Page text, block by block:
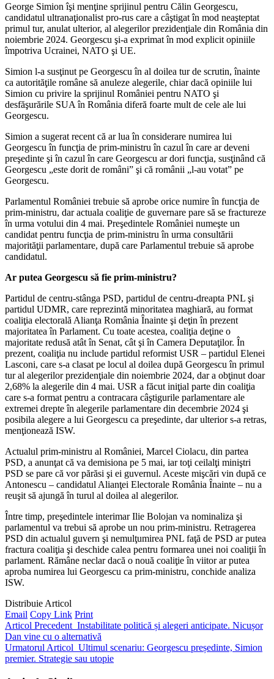
George Simion îşi menţine sprijinul pentru Călin Georgescu,
candidatul ultranaţionalist pro-rus care a câştigat în mod neaşteptat
primul tur, anulat ulterior, al alegerilor prezidenţiale din România din
noiembrie 2024. Georgescu şi-a exprimat în mod explicit opiniile
împotriva Ucrainei, NATO şi UE.
Simion l-a susţinut pe Georgescu în al doilea tur de scrutin, înainte
ca autorităţile române să anuleze alegerile, chiar dacă opiniile lui
Simion cu privire la sprijinul României pentru NATO şi
desfăşurările SUA în România diferă foarte mult de cele ale lui
Georgescu.
Simion a sugerat recent că ar lua în considerare numirea lui
Georgescu în funcţia de prim-ministru în cazul în care ar deveni
preşedinte şi în cazul în care Georgescu ar dori funcţia, susţinând că
Georgescu „este dorit de români” şi că românii „l-au votat” pe
Georgescu.
Parlamentul României trebuie să aprobe orice numire în funcţia de
prim-ministru, dar actuala coaliţie de guvernare pare să se fractureze
în urma votului din 4 mai. Preşedintele României numeşte un
candidat pentru funcţia de prim-ministru în urma consultării
majorităţii parlamentare, după care Parlamentul trebuie să aprobe
candidatul.
Ar putea Georgescu să fie prim-ministru?
Partidul de centru-stânga PSD, partidul de centru-dreapta PNL şi
partidul UDMR, care reprezintă minoritatea maghiară, au format
coaliţia electorală Alianţa România Înainte şi deţin în prezent
majoritatea în Parlament. Cu toate acestea, coaliţia deţine o
majoritate redusă atât în Senat, cât şi în Camera Deputaţilor. În
prezent, coaliţia nu include partidul reformist USR – partidul Elenei
Lasconi, care s-a clasat pe locul al doilea după Georgescu în primul
tur al alegerilor prezidenţiale din noiembrie 2024, dar a obţinut doar
2,68% la alegerile din 4 mai. USR a făcut iniţial parte din coaliţia
care s-a format pentru a contracara câştigurile parlamentare ale
extremei drepte în alegerile parlamentare din decembrie 2024 şi
posibila alegere a lui Georgescu ca preşedinte, dar ulterior s-a retras,
menţionează ISW.
Actualul prim-ministru al României, Marcel Ciolacu, din partea
PSD, a anunţat că va demisiona pe 5 mai, iar toţi ceilalţi miniştri
PSD se pare că vor părăsi şi ei guvernul. Aceste mişcări vin după ce
Antonescu – candidatul Alianţei Electorale România Înainte – nu a
reuşit să ajungă în turul al doilea al alegerilor.
Între timp, preşedintele interimar Ilie Bolojan va nominaliza şi
parlamentul va trebui să aprobe un nou prim-ministru. Retragerea
PSD din actualul guvern şi nemulţumirea PNL faţă de PSD ar putea
fractura coaliţia şi deschide calea pentru formarea unei noi coaliţii în
parlament. Rămâne neclar dacă o nouă coaliţie în viitor ar putea
aproba numirea lui Georgescu ca prim-ministru, conchide analiza
ISW.
Distribuie Articol
Email Copy Link Print
Articol Precedent Instabilitate politică și alegeri anticipate. Nicușor
Dan vine cu o alternativă
Urmatorul Articol Ultimul scenariu: Georgescu președinte, Simion
premier. Strategie sau utopie